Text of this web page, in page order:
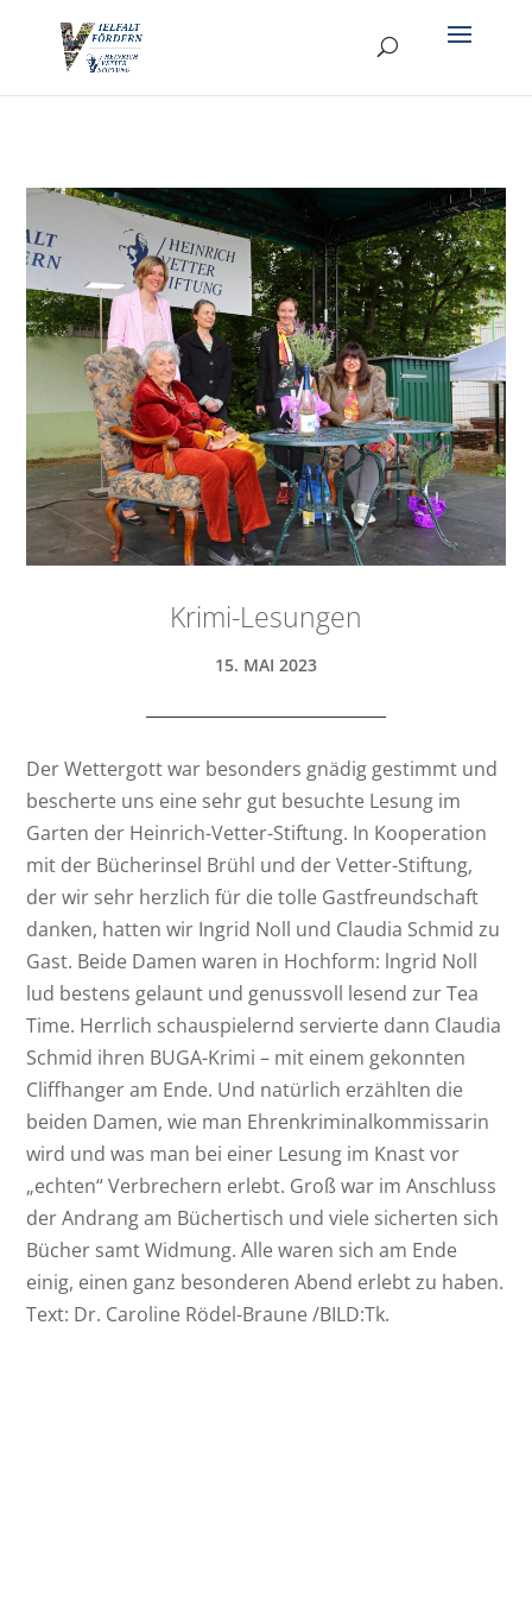
Krimi-Lesungen
15. MAI 2023
Der Wettergott war besonders gnädig gestimmt und
bescherte uns eine sehr gut besuchte Lesung im
Garten der Heinrich-Vetter-Stiftung. In Kooperation
mit der Bücherinsel Brühl und der Vetter-Stiftung,
der wir sehr herzlich für die tolle Gastfreundschaft
danken, hatten wir Ingrid Noll und Claudia Schmid zu
Gast. Beide Damen waren in Hochform: lngrid Noll
lud bestens gelaunt und genussvoll lesend zur Tea
Time. Herrlich schauspielernd servierte dann Claudia
Schmid ihren BUGA-Krimi – mit einem gekonnten
Cliffhanger am Ende. Und natürlich erzählten die
beiden Damen, wie man Ehrenkriminalkommissarin
wird und was man bei einer Lesung im Knast vor
„echten“ Verbrechern erlebt. Groß war im Anschluss
der Andrang am Büchertisch und viele sicherten sich
Bücher samt Widmung. Alle waren sich am Ende
einig, einen ganz besonderen Abend erlebt zu haben.
Text: Dr. Caroline Rödel-Braune /BILD:Tk.